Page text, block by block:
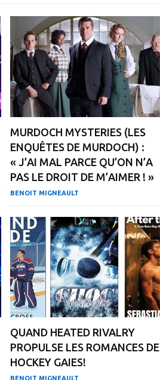
MURDOCH MYSTERIES (LES
ENQUÊTES DE MURDOCH) :
« J’AI MAL PARCE QU’ON N’A
PAS LE DROIT DE M’AIMER ! »
BENOIT MIGNEAULT
QUAND HEATED RIVALRY
PROPULSE LES ROMANCES DE
HOCKEY GAIES!
BENOIT MIGNEAULT